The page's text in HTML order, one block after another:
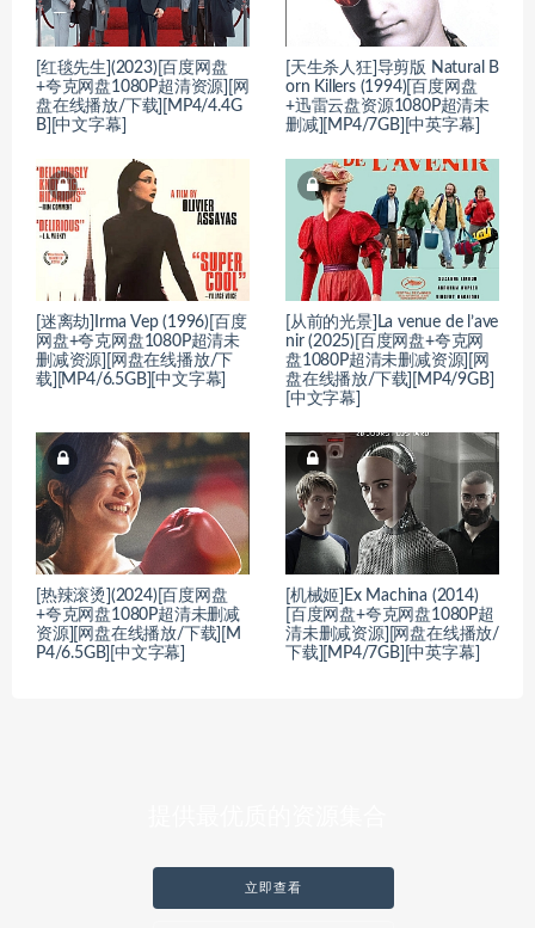
[红毯先生](2023)[百度网盘
+夸克网盘1080P超清资源][网
盘在线播放/下载][MP4/4.4G
B][中文字幕]
[天生杀人狂]导剪版 Natural B
orn Killers (1994)[百度网盘
+迅雷云盘资源1080P超清未
删减][MP4/7GB][中英字幕]
[迷离劫]Irma Vep (1996)[百度
网盘+夸克网盘1080P超清未
删减资源][网盘在线播放/下
载][MP4/6.5GB][中文字幕]
[从前的光景]La venue de l’ave
nir (2025)[百度网盘+夸克网
盘1080P超清未删减资源][网
盘在线播放/下载][MP4/9GB]
[中文字幕]
[热辣滚烫](2024)[百度网盘
+夸克网盘1080P超清未删减
资源][网盘在线播放/下载][M
P4/6.5GB][中文字幕]
[机械姬]Ex Machina (2014)
[百度网盘+夸克网盘1080P超
清未删减资源][网盘在线播放/
下载][MP4/7GB][中英字幕]
立即查看